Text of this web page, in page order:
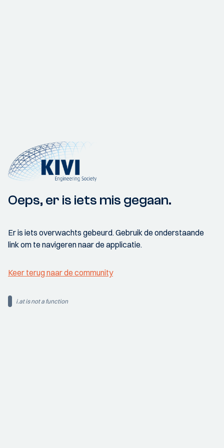
Oeps, er is iets mis gegaan.
Er is iets overwachts gebeurd. Gebruik de onderstaande
link om te navigeren naar de applicatie.
Keer terug naar de community
i.at is not a function